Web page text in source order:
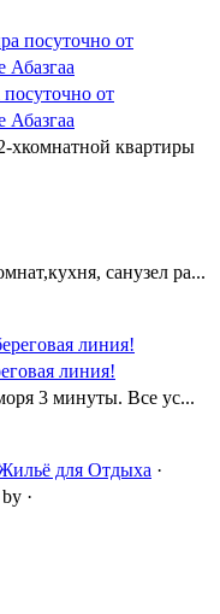
от
Абазгаа
хкомнатной квартиры
санузел ра...
линия!
3 минуты. Все ус...
для Отдыха ·
by ·